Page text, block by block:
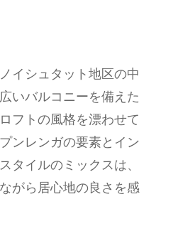
イシュタット地区の中
いバルコニーを備えた
フトの風格を漂わせて
ンレンガの要素とイン
タイルのミックスは、
がら居心地の良さを感